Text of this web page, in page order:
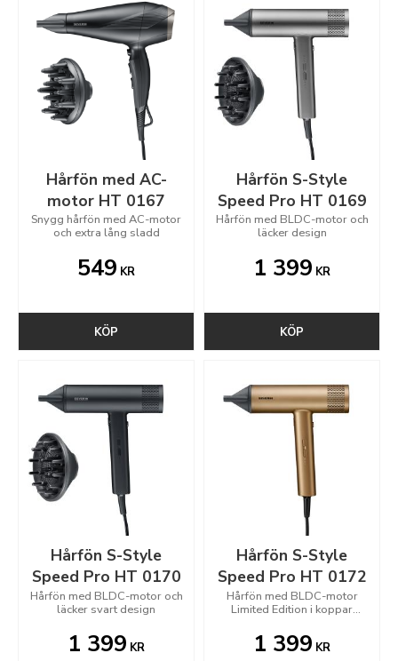
Hårfön med AC-
motor HT 0167
Snygg hårfön med AC-motor
och extra lång sladd
549 KR
KÖP
Hårfön S-Style
Speed Pro HT 0169
Hårfön med BLDC-motor och
läcker design
1 399 KR
KÖP
Hårfön S-Style
Speed Pro HT 0170
Hårfön med BLDC-motor och
läcker svart design
1 399 KR
Hårfön S-Style
Speed Pro HT 0172
Hårfön med BLDC-motor
Limited Edition i koppar
1 399 KR